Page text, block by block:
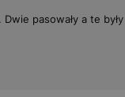
pasowały a te